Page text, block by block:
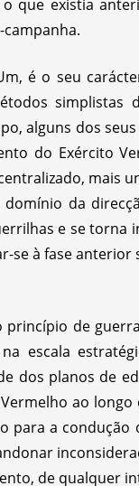
que existia
é o seu
alguns dos
do Exército
mais
da
e se
se à fase
de
escala
dos planos de
ao
para a
de qualquer